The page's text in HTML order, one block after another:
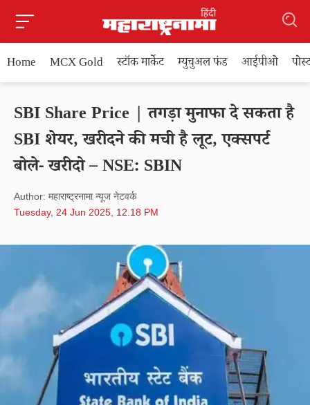
Home MCX Gold स्टॉक मार्केट म्युचुअल फंड आईपीओ
SBI Share Price | तगड़ा मुनाफा दे सकता है
SBI शेयर, खरीदने की मची है लूट, एक्सपर्ट
बोले- खरीदो – NSE: SBIN
Author: महाराष्ट्रनामा न्यूज नेटवर्क
Tuesday, 24 Jun 2025, 12.18 PM